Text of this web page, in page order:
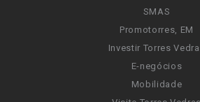
SMAS
Promotorres, EM
Investir Torres
E-negócios
Mobilidade